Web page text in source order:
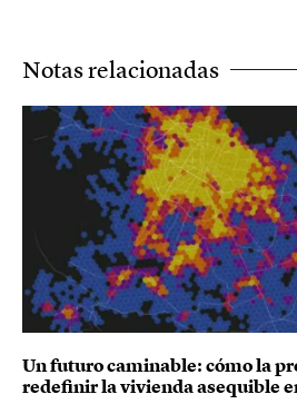
Notas relacionadas
Un futuro caminable: cómo la
redefinir la vivienda asequible